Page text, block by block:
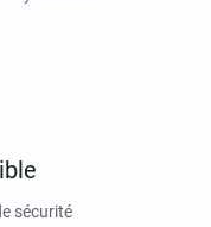
sécurité